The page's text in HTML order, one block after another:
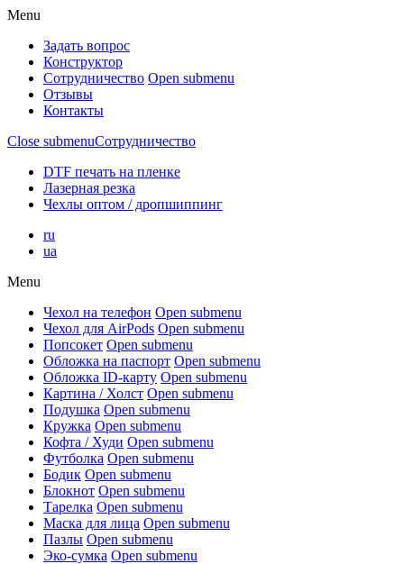
Menu
Задать вопрос
Конструктор
Сотрудничество Open submenu
Отзывы
Контакты
Close submenuСотрудничество
DTF печать на пленке
Лазерная резка
Чехлы оптом / дропшиппинг
ru
ua
Menu
Чехол на телефон Open submenu
Чехол для AirPods Open submenu
Попсокет Open submenu
Обложка на паспорт Open submenu
Обложка ID-карту Open submenu
Картина / Холст Open submenu
Подушка Open submenu
Кружка Open submenu
Кофта / Худи Open submenu
Футболка Open submenu
Бодик Open submenu
Блокнот Open submenu
Тарелка Open submenu
Маска для лица Open submenu
Пазлы Open submenu
Эко-сумка Open submenu